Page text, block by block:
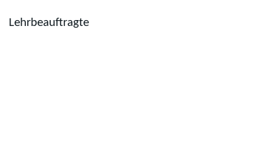
Lehrbeauftragte